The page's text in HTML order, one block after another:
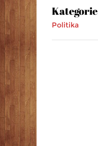
Kategorie
Politika